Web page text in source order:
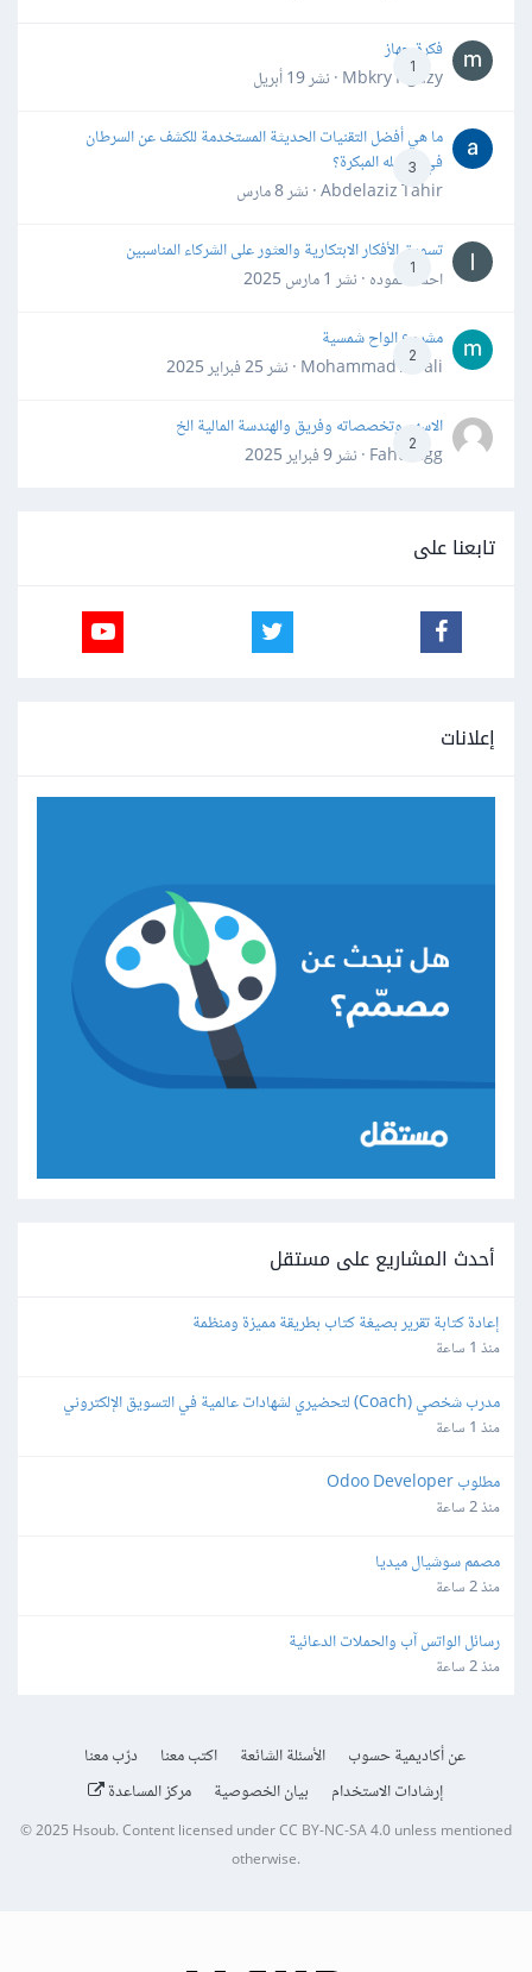
1
فكرة جهاز
Mbkry Hgazy · نشر
19 أبريل
3
ما هي أفضل التقنيات الحديثة المستخدمة للكشف عن السرطان
في مراحله المبكرة؟
Abdelaziz Tahir · نشر
8 مارس
1
تسويق الأفكار الابتكارية والعثور على الشركاء المناسبين
احمد حموده · نشر 1 مارس 2025
2
مشروع الواح شمسية
Mohammad Awali · نشر
25 فبراير 2025
2
الاسهم وتخصصاته وفريق والهندسة المالية الخ
Fahd Ggg · نشر
9 فبراير 2025
تابعنا على
إعلانات
أحدث المشاريع على مستقل
إعادة كتابة تقرير بصيغة كتاب بطريقة مميزة ومنظمة
منذ 1 ساعة
مدرب شخصي (Coach) لتحضيري لشهادات عالمية في التسويق الإلكتروني
منذ 1 ساعة
مطلوب Odoo Developer
منذ 2 ساعة
مصمم سوشيال ميديا
منذ 2 ساعة
رسائل الواتس آب والحملات الدعائية
منذ 2 ساعة
عن أكاديمية حسوب الأسئلة الشائعة اكتب معنا
درّب معنا
إرشادات الاستخدام
بيان الخصوصية مركز المساعدة
© 2025 Hsoub.Content licensed underCC BY-NC-SA 4.0unless mentioned
otherwise.